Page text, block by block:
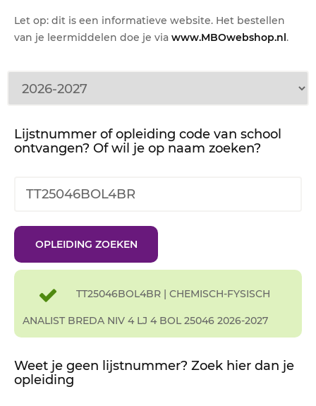
Let op: dit is een informatieve website. Het bestellen
van je leermiddelen doe je via www.MBOwebshop.nl.
Lijstnummer of opleiding code van school
ontvangen? Of wil je op naam zoeken?
TT25046BOL4BR | CHEMISCH-FYSISCH
ANALIST BREDA NIV 4 LJ 4 BOL 25046 2026-2027
Weet je geen lijstnummer? Zoek hier dan je
opleiding